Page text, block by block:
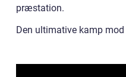
præstation.
Den ultimative kamp mod